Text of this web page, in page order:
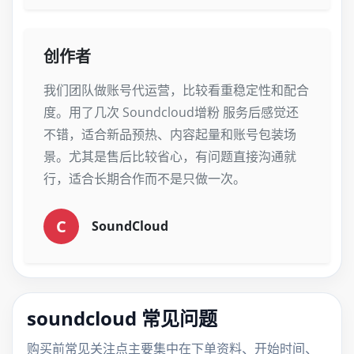
创作者
我们团队做账号代运营，比较看重稳定性和配合
度。用了几次 Soundcloud增粉 服务后感觉还
不错，适合新品预热、内容起量和账号包装场
景。尤其是售后比较省心，有问题直接沟通就
行，适合长期合作而不是只做一次。
C SoundCloud
soundcloud 常见问题
购买前常见关注点主要集中在下单资料、开始时间、